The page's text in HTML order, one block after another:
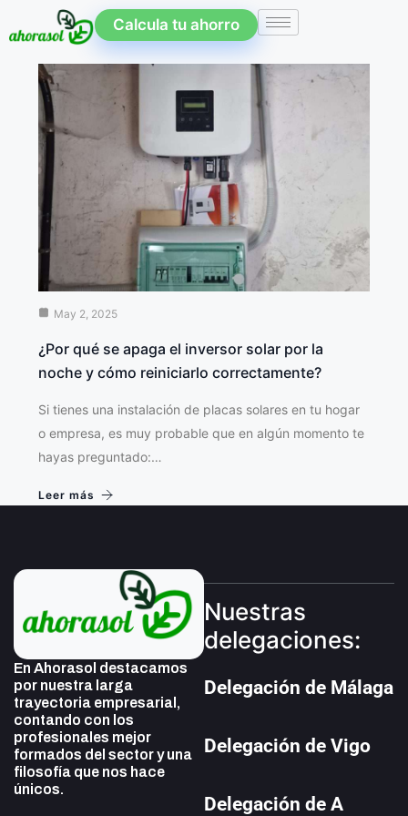
Calcula tu ahorro
May 2, 2025
¿Por qué se apaga el inversor solar por la
noche y cómo reiniciarlo correctamente?
Si tienes una instalación de placas solares en tu hogar
o empresa, es muy probable que en algún momento te
hayas preguntado:…
Leer más
En Ahorasol destacamos
por nuestra larga
trayectoria empresarial,
contando con los
profesionales mejor
formados del sector y una
filosofía que nos hace
únicos.
Nuestras
delegaciones:
Delegación de Málaga
Delegación de Vigo
Delegación de A